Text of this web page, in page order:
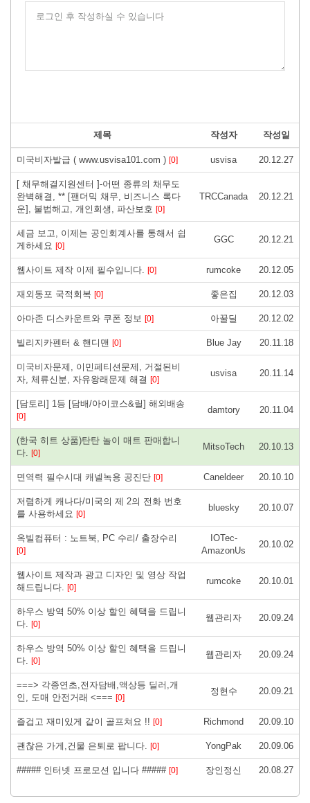
로그인 후 작성하실 수 있습니다
제목 작성자 작성일
미국비자발급 ( www.usvisa101.com ) [0] usvisa 20.12.27
[ 채무해결지원센터 ]-어떤 종류의 채무도
완벽해결, ** [팬더믹 채무, 비즈니스 록다
운], 불법해고, 개인회생, 파산보호 [0]
TRCCanada 20.12.21
세금 보고, 이제는 공인회계사를 통해서 쉽
게하세요 [0]
GGC 20.12.21
웹사이트 제작 이제 필수입니다. [0] rumcoke 20.12.05
재외동포 국적회복 [0] 좋은집 20.12.03
아마존 디스카운트와 쿠폰 정보 [0] 아꿀딜 20.12.02
빌리지카펜터 & 핸디맨 [0] Blue Jay 20.11.18
미국비자문제, 이민페티션문제, 거절된비
자, 체류신분, 자유왕래문제 해결 [0]
usvisa 20.11.14
[담토리] 1등 [담배/아이코스&릴] 해외배송
[0]
damtory 20.11.04
(한국 히트 상품)탄탄 놀이 매트 판매합니
다. [0]
MitsoTech 20.10.13
면역력 필수시대 캐넬녹용 공진단 [0] Caneldeer 20.10.10
저렴하게 캐나다/미국의 제 2의 전화 번호
를 사용하세요 [0]
bluesky 20.10.07
옥빌컴퓨터 : 노트북, PC 수리/ 출장수리
[0]
IOTec-
AmazonUs
20.10.02
웹사이트 제작과 광고 디자인 및 영상 작업
해드립니다. [0]
rumcoke 20.10.01
하우스 방역 50% 이상 할인 혜택을 드립니
다. [0]
웹관리자 20.09.24
하우스 방역 50% 이상 할인 혜택을 드립니
다. [0]
웹관리자 20.09.24
===> 각종연초,전자담배,액상등 딜러,개
인, 도매 안전거래 <=== [0]
정현수 20.09.21
즐겁고 재미있게 같이 골프쳐요 !! [0] Richmond 20.09.10
괜찮은 가게,건물 은퇴로 팝니다. [0] YongPak 20.09.06
##### 인터넷 프로모션 입니다 ##### [0] 장인정신 20.08.27